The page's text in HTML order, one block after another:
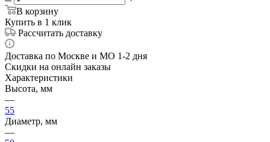
В корзину
Купить в 1 клик
Рассчитать доставку
Доставка по Москве и МО 1-2 дня
Скидки на онлайн заказы
Характеристики
Высота, мм
—
55
Диаметр, мм
—